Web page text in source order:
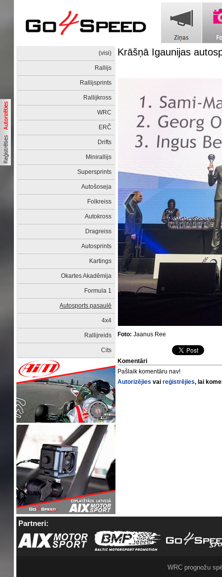
(visi)
Rallijs
Rallijsprints
Rallijkross
WRC
ERČ
Drifts
Minirallijs
Supersprints
Autošoseja
Folkreiss
Autokross
Dragreiss
Autosprints
Kartings
Okartes Akadēmija
Formula 1
Autosports pasaulē
4x4
Rallijreids
Cits
Krāšņā Igaunijas
Foto: Jaanus Ree
Komentāri
Pašlaik komentāru nav!
Autorizējies vaireģistrējies, lai
Partneri:
WRC prognožu